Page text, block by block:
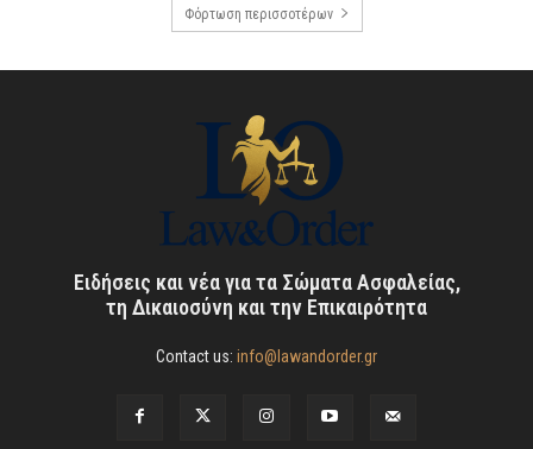
Φόρτωση περισσοτέρων
Ειδήσεις και νέα για τα Σώματα Ασφαλείας,
τη Δικαιοσύνη και την Επικαιρότητα
Contact us: info@lawandorder.gr